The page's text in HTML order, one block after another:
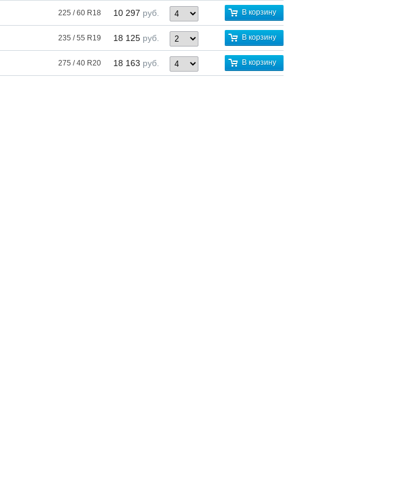
225 / 60 R18 10 297 руб. В корзину
235 / 55 R19 18 125 руб. В корзину
275 / 40 R20 18 163 руб. В корзину